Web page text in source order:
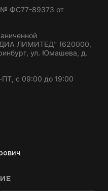
№ ФС77-89373 от
ЛИМИТЕД" (620000,
ул. Юмашева, д.
с 09:00 до 19:00